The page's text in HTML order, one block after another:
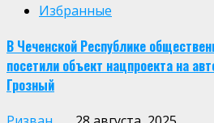
Избранные
В Чеченской Республике
посетили объект нацпроекта на
Грозный